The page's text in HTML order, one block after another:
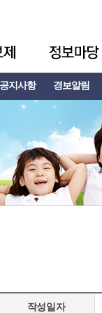
공지사항 경보알림
작성일자